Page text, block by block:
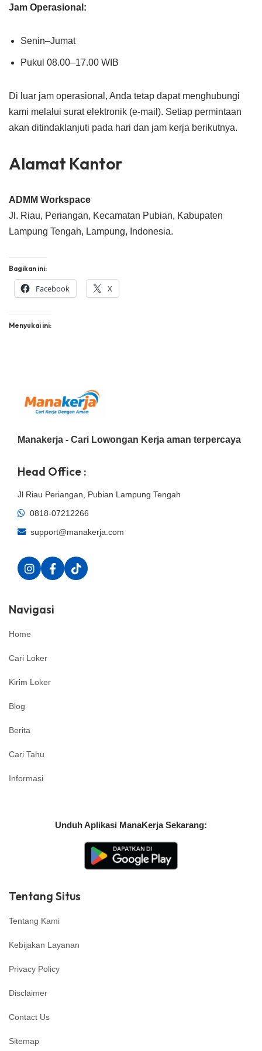
Jam Operasional:
Senin–Jumat
Pukul 08.00–17.00 WIB
Di luar jam operasional, Anda tetap dapat menghubungi
kami melalui surat elektronik (e-mail). Setiap permintaan
akan ditindaklanjuti pada hari dan jam kerja berikutnya.
Alamat Kantor
ADMM Workspace
Jl. Riau, Periangan, Kecamatan Pubian, Kabupaten
Lampung Tengah, Lampung, Indonesia.
Bagikan ini:
Facebook X
Menyukai ini:
Manakerja - Cari Lowongan Kerja aman terpercaya
Head Office :
Jl Riau Periangan, Pubian Lampung Tengah
0818-07212266
support@manakerja.com
Navigasi
Home
Cari Loker
Kirim Loker
Blog
Berita
Cari Tahu
Informasi
Unduh Aplikasi ManaKerja Sekarang:
Tentang Situs
Tentang Kami
Kebijakan Layanan
Privacy Policy
Disclaimer
Contact Us
Sitemap